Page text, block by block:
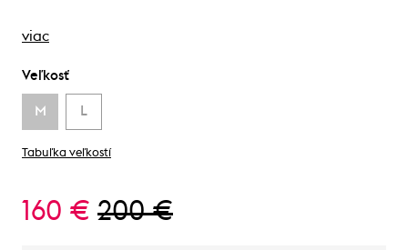
viac
Veľkosť
M L
Tabuľka veľkostí
160 € 200 €